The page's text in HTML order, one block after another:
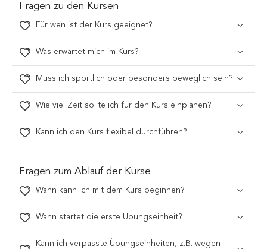
Fragen zu den Kursen
Für wen ist der Kurs geeignet?
Was erwartet mich im Kurs?
Muss ich sportlich oder besonders beweglich sein?
Wie viel Zeit sollte ich für den Kurs einplanen?
Kann ich den Kurs flexibel durchführen?
Fragen zum Ablauf der Kurse
Wann kann ich mit dem Kurs beginnen?
Wann startet die erste Übungseinheit?
Kann ich verpasste Übungseinheiten, z.B. wegen